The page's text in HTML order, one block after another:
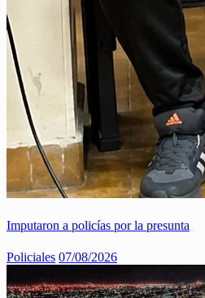
Imputaron a policías por la presunta
Policiales 07/08/2026